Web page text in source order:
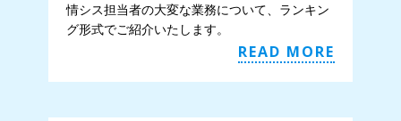
情シス担当者の大変な業務について、ランキン
グ形式でご紹介いたします。
READ MORE